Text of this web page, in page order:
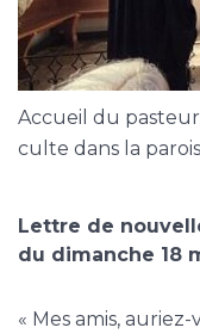
Accueil du
culte dans la
Lettre de
du dimanche 18
« Mes amis,